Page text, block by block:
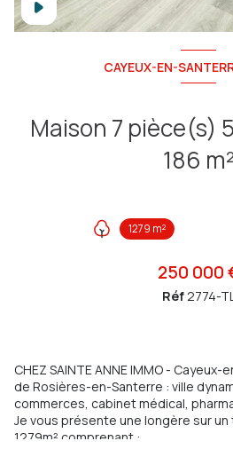
CAYEUX-EN-
Maison 7 pièce(s) 5 chambre(s)
186
1279 m²
250 000
Réf2774-
CHEZ SAINTE ANNE IMMO -
de Rosières-en-Santerre : ville
commerces, cabinet médical,
Je vous présente une longère sur
1279m² comprenant :